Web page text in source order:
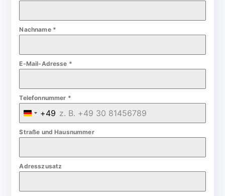
Nachname *
E-Mail-Adresse *
Telefonnummer *
G
e
m
a
+49
Straße und Hausnummer
Adresszusatz